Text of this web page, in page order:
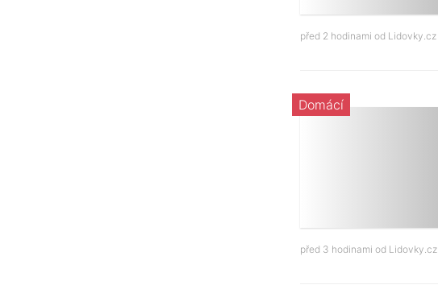
před 2 hodinami od Lidovky.cz
Domácí
před 3 hodinami od Lidovky.cz